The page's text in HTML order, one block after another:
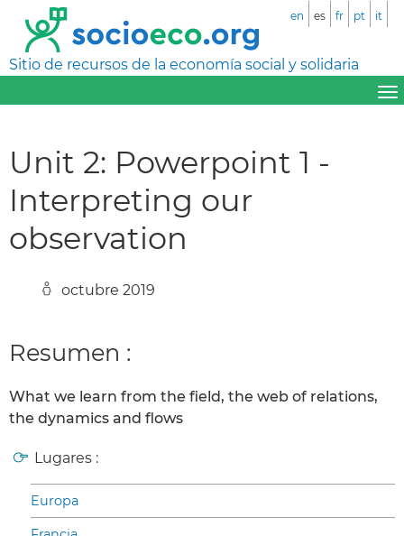
Sitio de recursos de la economía social y solidaria
en es fr pt it
Unit 2: Powerpoint 1 -
Interpreting our
observation
octubre 2019
Resumen :
What we learn from the field, the web of relations,
the dynamics and flows
Lugares :
Europa